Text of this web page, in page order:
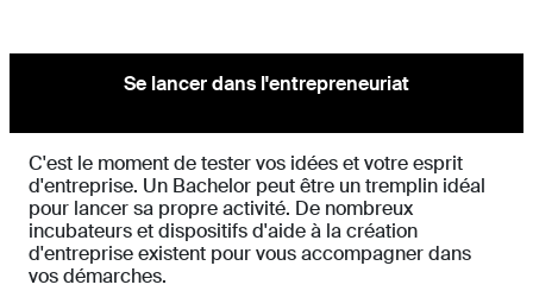
Se lancer dans l'entrepreneuriat
C'est le moment de tester vos idées et votre esprit
d'entreprise. Un Bachelor peut être un tremplin idéal
pour lancer sa propre activité. De nombreux
incubateurs et dispositifs d'aide à la création
d'entreprise existent pour vous accompagner dans
vos démarches.